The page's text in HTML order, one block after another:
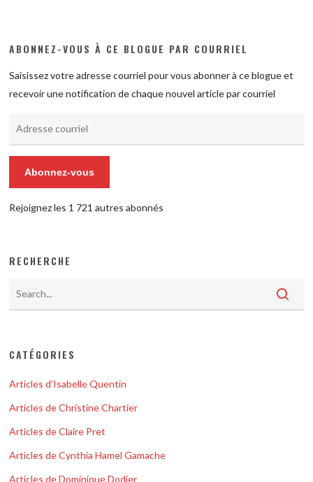
ABONNEZ-VOUS À CE BLOGUE PAR COURRIEL
Saisissez votre adresse courriel pour vous abonner à ce blogue et
recevoir une notification de chaque nouvel article par courriel
Abonnez-vous
Rejoignez les 1 721 autres abonnés
RECHERCHE
CATÉGORIES
Articles d'Isabelle Quentin
Articles de Christine Chartier
Articles de Claire Pret
Articles de Cynthia Hamel Gamache
Articles de Dominique Dodier